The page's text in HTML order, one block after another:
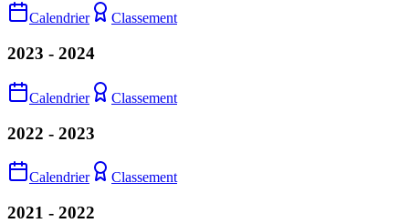
Calendrier Classement
2023 - 2024
Calendrier Classement
2022 - 2023
Calendrier Classement
2021 - 2022